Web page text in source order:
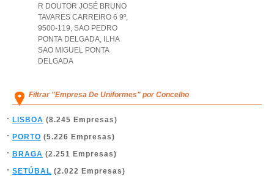
R DOUTOR JOSÉ BRUNO
TAVARES CARREIRO 6 9º,
9500-119, SAO PEDRO
PONTA DELGADA, ILHA
SAO MIGUEL PONTA
DELGADA
Filtrar "Empresa De Uniformes" por Concelho
LISBOA (8.245 Empresas)
PORTO (5.226 Empresas)
BRAGA (2.251 Empresas)
SETÚBAL (2.022 Empresas)